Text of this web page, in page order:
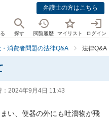
弁護士の方はこちら
探す 閲覧履歴 マイリスト ログイン
消費者問題の法律Q&A 法律Q&A
2024年9月4日 11:43
い、便器の外にも吐瀉物が飛